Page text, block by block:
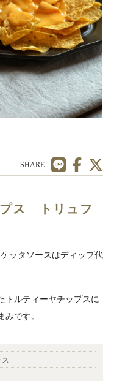
SHARE
プス トリュフ
ッタソースはディップ代
トルティーヤチップスに
です。